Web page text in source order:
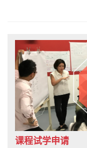
课程试学申请